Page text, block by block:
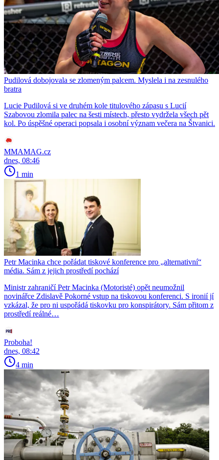
Pudilová dobojovala se zlomeným palcem. Myslela i na zesnulého
bratra
Lucie Pudilová si ve druhém kole titulového zápasu s Lucií
Szabovou zlomila palec na šesti místech, přesto vydržela všech pět
kol. Po úspěšné operaci popsala i osobní význam večera na Štvanici.
MMAMAG.cz
dnes, 08:46
1 min
Petr Macinka chce pořádat tiskové konference pro „alternativní“
média. Sám z jejich prostředí pochází
Ministr zahraničí Petr Macinka (Motoristé) opět neumožnil
novinářce Zdislavě Pokorné vstup na tiskovou konferenci. S ironií jí
vzkázal, že pro ni uspořádá tiskovku pro konspirátory. Sám přitom z
prostředí reálné…
Proboha!
dnes, 08:42
4 min